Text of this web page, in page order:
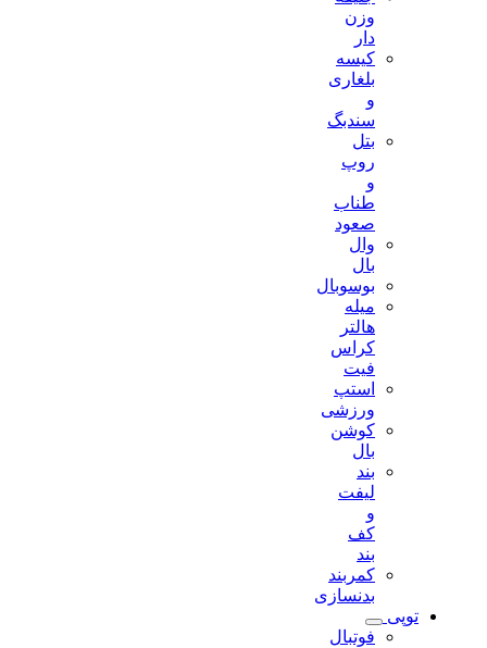
کیسه
بلغاری
سندبگ
بتل
وال
بوسوبال
میله
کراس
استپ
ورزشی
کوشن
کمربند
بدنسازی
توپی
فوتبال